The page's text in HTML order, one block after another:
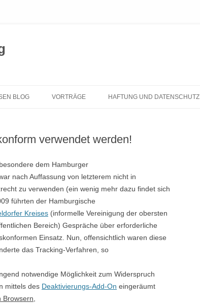
Inhalt
BLOG VORTRÄGE HAFTUNG UND DATENSCHUTZ
verwendet werden!
dem Hamburger
nach Auffassung von letzterem nicht in
zu verwenden (ein wenig mehr dazu findet sich
führten der Hamburgische
Kreises (informelle Vereinigung der obersten
Bereich) Gespräche über erforderliche
Einsatz. Nun, offensichtlich waren diese
das Tracking-Verfahren, so
notwendige Möglichkeit zum Widerspruch
mittels des Deaktivierungs-Add-On eingeräumt